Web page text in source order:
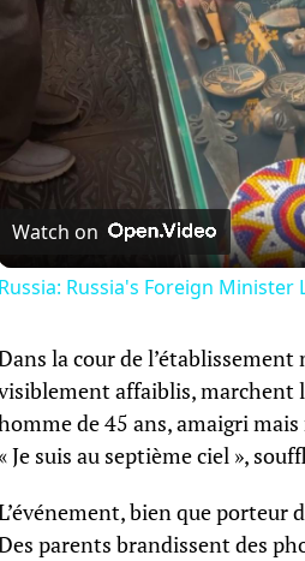
Watch on
Russia: Russia's Foreign
la cour de
affaiblis, marchent
de 45 ans, amaigri
Je suis au septième ciel »,
bien que porteur
parents brandissent des